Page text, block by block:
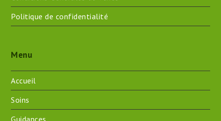
Politique de confidentialité
Menu
Accueil
Soins
Guidances